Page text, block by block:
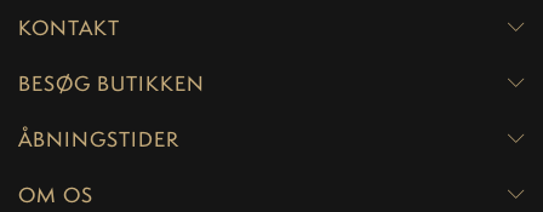
KONTAKT
BESØG BUTIKKEN
ÅBNINGSTIDER
OM OS